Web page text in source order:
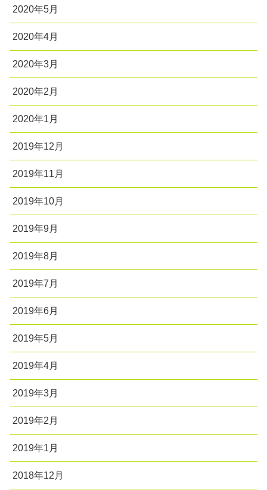
2020年5月
2020年4月
2020年3月
2020年2月
2020年1月
2019年12月
2019年11月
2019年10月
2019年9月
2019年8月
2019年7月
2019年6月
2019年5月
2019年4月
2019年3月
2019年2月
2019年1月
2018年12月